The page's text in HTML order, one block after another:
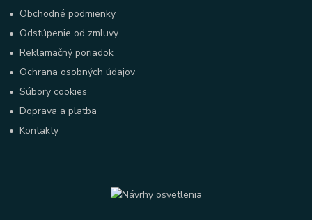
• Obchodné podmienky
• Odstúpenie od zmluvy
•Reklamačný poriadok
• Ochrana osobných údajov
•Súbory cookies
•Doprava a platba
•Kontakty